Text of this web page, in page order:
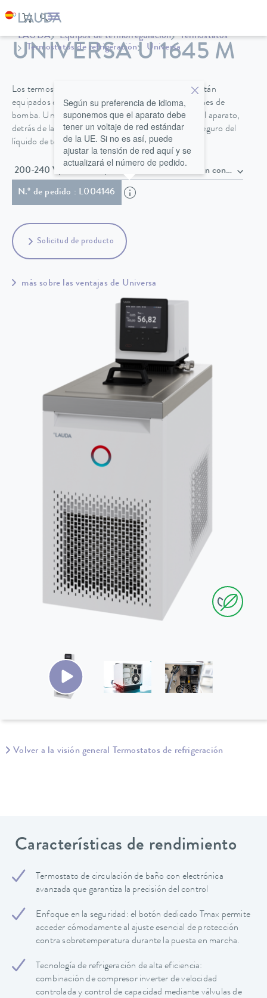
LAUDA Equipos de termorregulación
Termostatos
Termostatos de refrigeración
Universa
UNIVERSA U 1645 M
Los termostatos Universa PRO y Universa MAX están
equipados de serie con una tapa de baño y conexiones de
bomba. Un grifo de vaciado en la parte delantera del aparato,
detrás de la rejilla de ventilación, facilita el cambio seguro del
líquido de termorregulación.
200-240 V, 50/60 Hz , Cable de alimentación con
N.º de pedido : L004146
Según su preferencia de idioma,
suponemos que el aparato debe
tener un voltaje de red estándar
de la UE. Si no es así, puede
ajustar la tensión de red aquí y se
actualizará el número de pedido.
Solicitud de producto
más sobre las ventajas de Universa
Volver a la visión general Termostatos de refrigeración
Características de rendimiento
Termostato de circulación de baño con electrónica
avanzada que garantiza la precisión del control
Enfoque en la seguridad: el botón dedicado Tmax permite
acceder cómodamente al ajuste esencial de protección
contra sobretemperatura durante la puesta en marcha.
Tecnología de refrigeración de alta eficiencia:
combinación de compresor inverter de velocidad
controlada y control de capacidad mediante válvulas de